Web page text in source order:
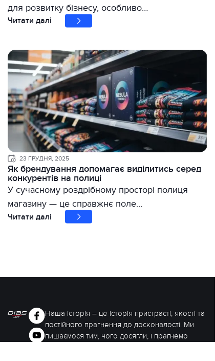
для розвитку бізнесу, особливо…
Читати далі
23 ГРУДНЯ, 2025
Як брендування допомагає виділитись серед
конкурентів на полиці
У сучасному роздрібному просторі полиця
магазину — це справжнє поле…
Читати далі
Наша історія – це історія пристрасті, якості та
постійного прагнення до досконалості. Ми
пишаємося тим, чого досягли, і прагнемо